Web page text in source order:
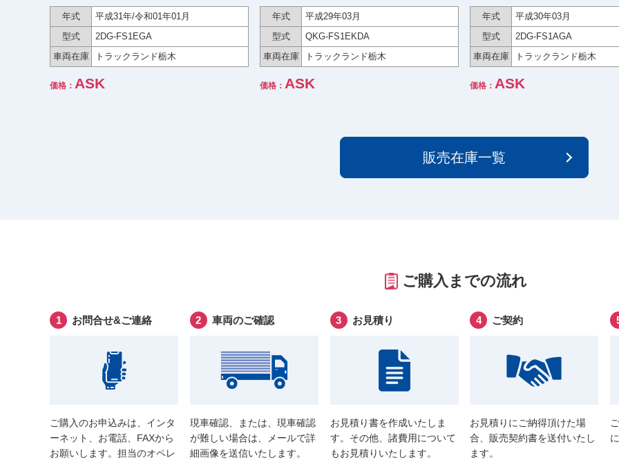
済み★
年式
平成31年/令和01年01月
型式
2DG-FS1EGA
車両在庫
トラックランド栃木
価格： ASK
5300ボディ 2デフ 380馬力
年式
平成29年03月
型式
QKG-FS1EKDA
車両在庫
トラックランド栃木
価格： ASK
5300ボディ 幅230cm 2デフ
楽のりパック施工済み！★
年式
平成30年03月
型式
2DG-FS1AGA
車両在庫
トラックランド栃木
価格： ASK
販売在庫一覧
ご購入までの流れ
お問合せ&ご連絡
ご購入のお申込みは、インタ
ーネット、お電話、FAXから
お願いします。担当のオペレ
車両のご確認
現車確認、または、現車確認
が難しい場合は、メールで詳
細画像を送信いたします。
お見積り
お見積り書を作成いたしま
す。その他、諸費用について
もお見積りいたします。
ご契約
お見積りにご納得頂けた場
合、販売契約書を送付いたし
ます。